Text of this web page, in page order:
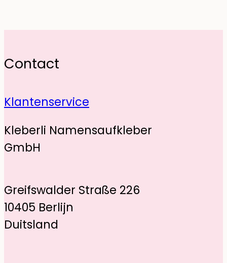
Contact
Klantenservice
Kleberli Namensaufkleber
GmbH
Greifswalder Straße 226
10405 Berlijn
Duitsland